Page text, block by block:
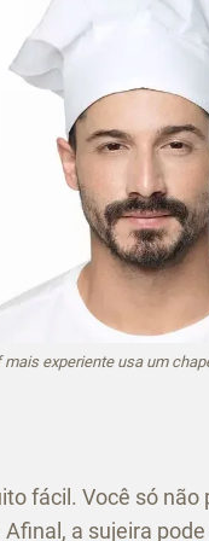
mais experiente usa um
fácil. Você só não
a sujeira